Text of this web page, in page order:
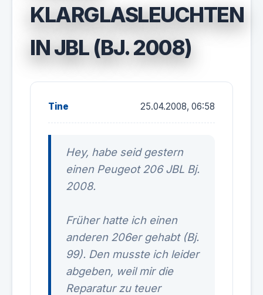
KLARGLASLEUCHTEN
IN JBL (BJ. 2008)
Tine 25.04.2008, 06:58
Hey, habe seid gestern
einen Peugeot 206 JBL Bj.
2008.
Früher hatte ich einen
anderen 206er gehabt (Bj.
99). Den musste ich leider
abgeben, weil mir die
Reparatur zu teuer